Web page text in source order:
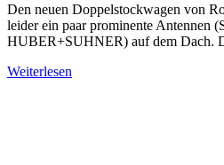
Den neuen Doppelstockwagen von
leider ein paar prominente
HUBER+SUHNER) auf dem Dach.
Weiterlesen